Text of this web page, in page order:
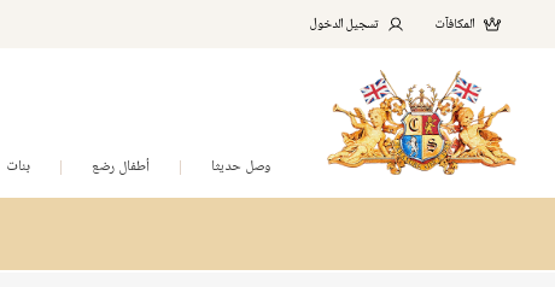
المكافآت تسجيل الدخول
وصل حديثا أطفال رضع بنات